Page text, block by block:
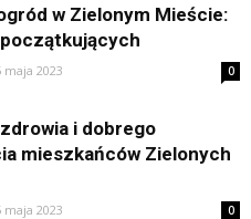
w Zielonym Mieście:
maja 2023 0
i dobrego
mieszkańców Zielonych
maja 2023 0